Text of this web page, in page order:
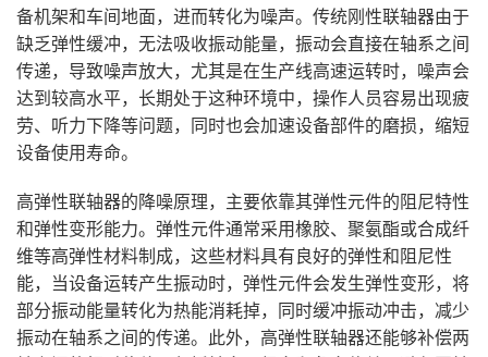
备机架和车间地面，进而转化为噪声。传统刚性联轴器由于
缺乏弹性缓冲，无法吸收振动能量，振动会直接在轴系之间
传递，导致噪声放大，尤其是在生产线高速运转时，噪声会
达到较高水平，长期处于这种环境中，操作人员容易出现疲
劳、听力下降等问题，同时也会加速设备部件的磨损，缩短
设备使用寿命。
高弹性联轴器的降噪原理，主要依靠其弹性元件的阻尼特性
和弹性变形能力。弹性元件通常采用橡胶、聚氨酯或合成纤
维等高弹性材料制成，这些材料具有良好的弹性和阻尼性
能，当设备运转产生振动时，弹性元件会发生弹性变形，将
部分振动能量转化为热能消耗掉，同时缓冲振动冲击，减少
振动在轴系之间的传递。此外，高弹性联轴器还能够补偿两